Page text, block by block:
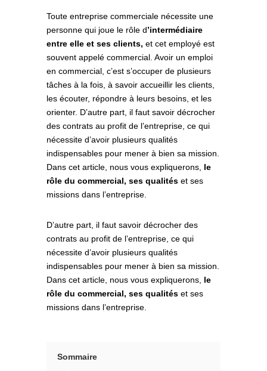
Toute entreprise commerciale nécessite une
personne qui joue le rôle d’intermédiaire
entre elle et ses clients, et cet employé est
souvent appelé commercial. Avoir un emploi
en commercial, c’est s’occuper de plusieurs
tâches à la fois, à savoir accueillir les clients,
les écouter, répondre à leurs besoins, et les
orienter. D’autre part, il faut savoir décrocher
des contrats au profit de l’entreprise, ce qui
nécessite d’avoir plusieurs qualités
indispensables pour mener à bien sa mission.
Dans cet article, nous vous expliquerons, le
rôle du commercial, ses qualités et ses
missions dans l’entreprise.
D’autre part, il faut savoir décrocher des
contrats au profit de l’entreprise, ce qui
nécessite d’avoir plusieurs qualités
indispensables pour mener à bien sa mission.
Dans cet article, nous vous expliquerons, le
rôle du commercial, ses qualités et ses
missions dans l’entreprise.
Sommaire